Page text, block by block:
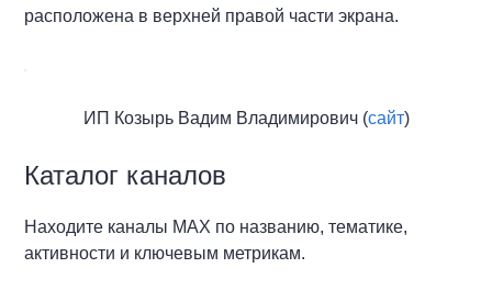
расположена в верхней правой части экрана.
ИП Козырь Вадим Владимирович (сайт)
Каталог каналов
Находите каналы MAX по названию, тематике,
активности и ключевым метрикам.